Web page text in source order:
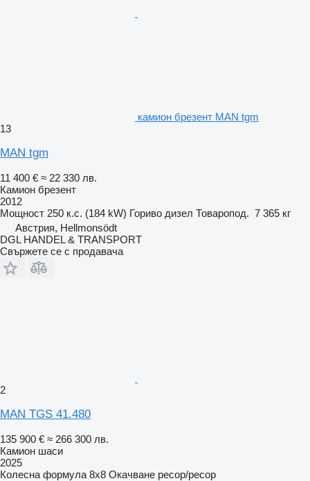
камион брезент MAN tgm
13
MAN tgm
11 400 € ≈ 22 330 лв.
Камион брезент
2012
Мощност 250 к.с. (184 kW) Гориво дизел Товаропод. 7 365 кг
Австрия, Hellmonsödt
DGL HANDEL & TRANSPORT
Свържете се с продавача
2
MAN TGS 41.480
135 900 € ≈ 266 300 лв.
Камион шаси
2025
Колесна формула 8x8 Окачване ресор/ресор